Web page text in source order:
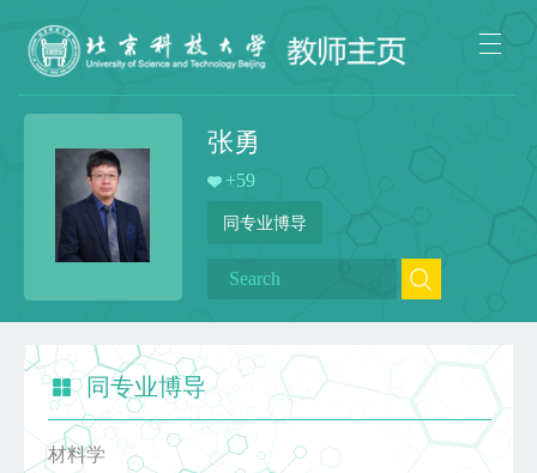
张勇
+59
同专业博导
同专业博导
材料学